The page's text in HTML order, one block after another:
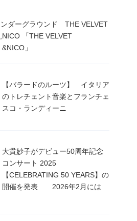
ダーグラウンド THE VELVET
「THE VELVET
」
【バラードのルーツ】 イタリア
のトレチェント音楽とフランチェ
スコ・ランディーニ
大貫妙子がデビュー50周年記念
コンサート 2025
【CELEBRATING 50 YEARS】の
開催を発表 2026年2月には